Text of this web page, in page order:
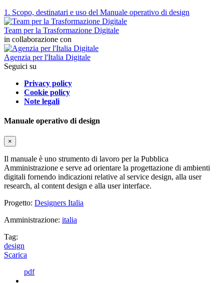
1. Scopo, destinatari e uso del Manuale operativo di design
Team per la Trasformazione Digitale
in collaborazione con
Agenzia per l'Italia Digitale
Seguici su
Privacy policy
Cookie policy
Note legali
Manuale operativo di design
×
Il manuale è uno strumento di lavoro per la Pubblica
Amministrazione e serve ad orientare la progettazione di ambienti
digitali fornendo indicazioni relative al service design, alla user
research, al content design e alla user interface.
Progetto: Designers Italia
Amministrazione: italia
Tag:
design
Scarica
pdf